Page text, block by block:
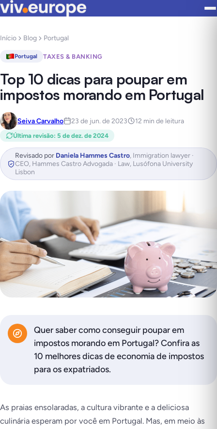
Início Blog Portugal
Portugal TAXES & BANKING
Top 10 dicas para poupar em
impostos morando em Portugal
Seiva Carvalho 23 de jun. de 2023 12 min de leitura
Última revisão: 5 de dez. de 2024
Revisado por Daniela Hammes Castro, Immigration lawyer ·
CEO, Hammes Castro Advogada · Law, Lusófona University
Lisbon
Quer saber como conseguir poupar em
impostos morando em Portugal? Confira as
10 melhores dicas de economia de impostos
para os expatriados.
As praias ensolaradas, a cultura vibrante e a deliciosa
culinária esperam por você em Portugal. Mas, em meio às